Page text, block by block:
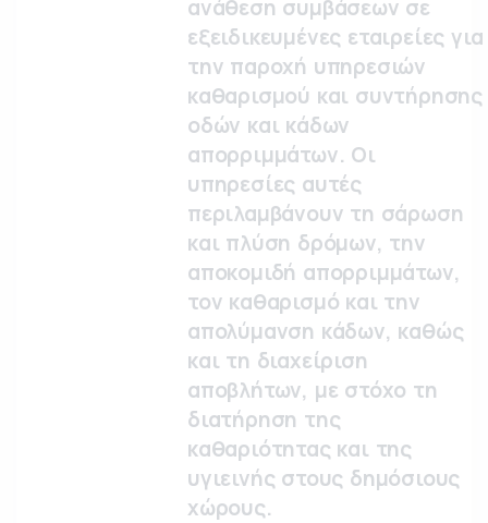
ανάθεση συμβάσεων σε
εξειδικευμένες εταιρείες για
την παροχή υπηρεσιών
καθαρισμού και συντήρησης
οδών και κάδων
απορριμμάτων. Οι
υπηρεσίες αυτές
περιλαμβάνουν τη σάρωση
και πλύση δρόμων, την
αποκομιδή απορριμμάτων,
τον καθαρισμό και την
απολύμανση κάδων, καθώς
και τη διαχείριση
αποβλήτων, με στόχο τη
διατήρηση της
καθαριότητας και της
υγιεινής στους δημόσιους
χώρους.